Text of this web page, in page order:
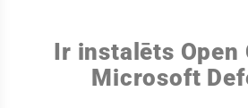
Ir instalēts Open
Microsoft